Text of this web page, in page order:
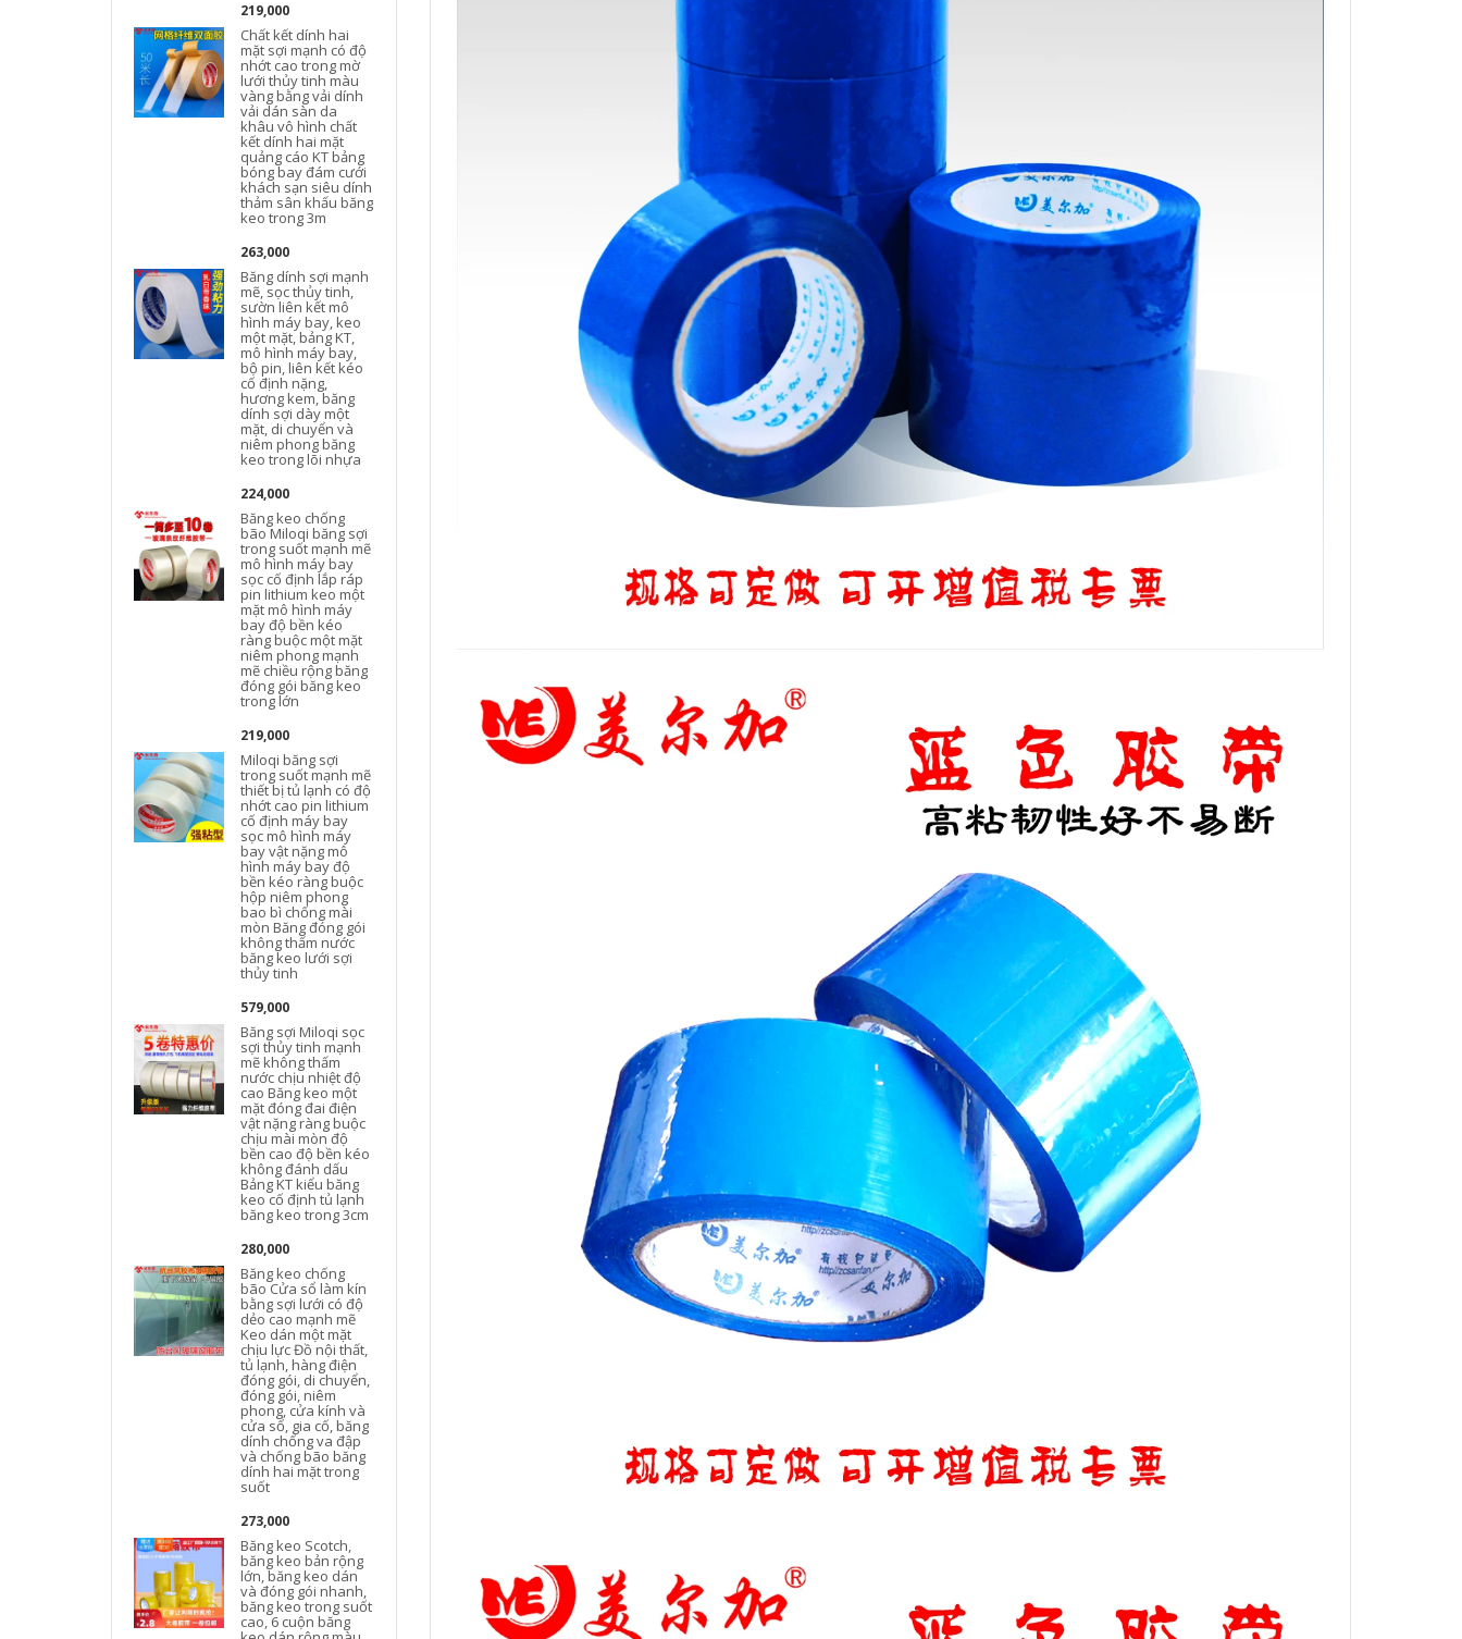
219,000
Chất kết dính hai
mặt sợi mạnh có độ
nhớt cao trong mờ
lưới thủy tinh màu
vàng bằng vải dính
vải dán sàn da
khâu vô hình chất
kết dính hai mặt
quảng cáo KT bảng
bóng bay đám cưới
khách sạn siêu dính
thảm sân khấu băng
keo trong 3m
263,000
Băng dính sợi mạnh
mẽ, sọc thủy tinh,
sườn liên kết mô
hình máy bay, keo
một mặt, bảng KT,
mô hình máy bay,
bộ pin, liên kết kéo
cố định nặng,
hương kem, băng
dính sợi dày một
mặt, di chuyển và
niêm phong băng
keo trong lõi nhựa
224,000
Băng keo chống
bão Miloqi băng sợi
trong suốt mạnh mẽ
mô hình máy bay
sọc cố định lắp ráp
pin lithium keo một
mặt mô hình máy
bay độ bền kéo
ràng buộc một mặt
niêm phong mạnh
mẽ chiều rộng băng
đóng gói băng keo
trong lớn
219,000
Miloqi băng sợi
trong suốt mạnh mẽ
thiết bị tủ lạnh có độ
nhớt cao pin lithium
cố định máy bay
sọc mô hình máy
bay vật nặng mô
hình máy bay độ
bền kéo ràng buộc
hộp niêm phong
bao bì chống mài
mòn Băng đóng gói
không thấm nước
băng keo lưới sợi
thủy tinh
579,000
Băng sợi Miloqi sọc
sợi thủy tinh mạnh
mẽ không thấm
nước chịu nhiệt độ
cao Băng keo một
mặt đóng đai điện
vật nặng ràng buộc
chịu mài mòn độ
bền cao độ bền kéo
không đánh dấu
Bảng KT kiểu băng
keo cố định tủ lạnh
băng keo trong 3cm
280,000
Băng keo chống
bão Cửa sổ làm kín
bằng sợi lưới có độ
dẻo cao mạnh mẽ
Keo dán một mặt
chịu lực Đồ nội thất,
tủ lạnh, hàng điện
đóng gói, di chuyển,
đóng gói, niêm
phong, cửa kính và
cửa sổ, gia cố, băng
dính chống va đập
và chống bão băng
dính hai mặt trong
suốt
273,000
Băng keo Scotch,
băng keo bản rộng
lớn, băng keo dán
và đóng gói nhanh,
băng keo trong suốt
cao, 6 cuộn băng
Băng keo rộng 6cm
băng keo trong hai
Băng keo Hongxin
trong suốt không
đánh dấu, không
keo, keo siêu dính
một mặt, chịu nhiệt
độ cao, độ nhớt cao,
Lắp ráp băng dính
cố định pin lithium,
băng keo sợi lưới
một mặt có độ nhớt
cao, băng dính một
mặt mạng lưới mạnh
để cố định tủ lạnh.
không đánh dấu.
Băng dán tủ lạnh
một mặt Băng dính
sợi thủy tinh màu
xanh lam. băng dính
Băng cảnh báo
Đóng gói Băng keo
trong suốt Băng keo
4,5cm Nền trắng tùy
Băng keo hai mặt xe
ETC Băng keo hai
mặt cố định máy ghi
âm lái xe Mạnh mẽ
Nhãn dán xe hơi
mạnh mẽ đặc biệt
dán tường kính
nhiệt độ cao không
thấm nước ô tô đặc
biệt nhãn dán ma
thuật Băng keo hai
mặt màu đỏ nano
băng keo trong khổ
219,000
Băng keo trong suốt
với băng keo dán
kín độ nhớt cao
băng keo chiều rộng
bao bì thương mại
điện tử Băng keo
thủy tinh
200,000
nhanh Băng keo
niêm phong Băng
bán buôn Scotch
băng keo lưới sợi
thủy tinh
Băng dán màu băng
keo đóng gói màu
đỏ cam vàng xanh
và trắng mạnh mẽ
nhanh chóng niêm
Băng dán niêm
phong hộp trong
suốt có độ nhớt cao
Youbisheng Băng
đóng gói băng keo
bopp băng keo rộng
52um độ dày thịt 4,5
CM độ dày 2,5cm
băng keo trong khổ
lớn